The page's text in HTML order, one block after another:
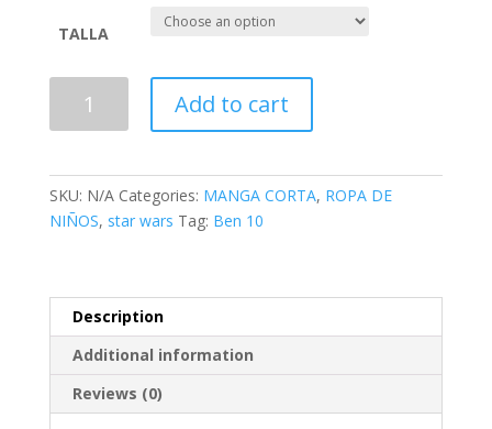
TALLA
BIRDS
-
MM01
Add to cart
SKU: N/A Categories: MANGA CORTA, ROPA DE
NIÑOS, star wars Tag: Ben 10
Description
Additional information
Reviews (0)